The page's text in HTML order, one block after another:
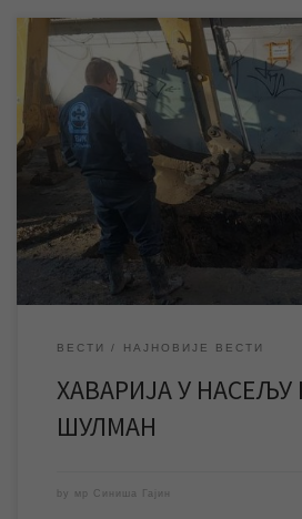
У току је санација хаварије већег
у насељу Руже Шулман, због чега је
без воде. Због сложености радова и
незахвално је давати процене када
али је сигурно да ће бити потребно
ВЕСТИ НАЈНОВИЈЕ ВЕСТИ
ХАВАРИЈА У НАСЕЉУ
ШУЛМАН
by мр Синиша Гајин